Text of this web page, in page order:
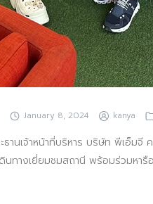
January 8, 2024 kanya
จ้าหน้าที่บริหาร บริษัท พีเอ็มจี
ทางเยี่ยมชมสถานี พร้อมร่วมหา